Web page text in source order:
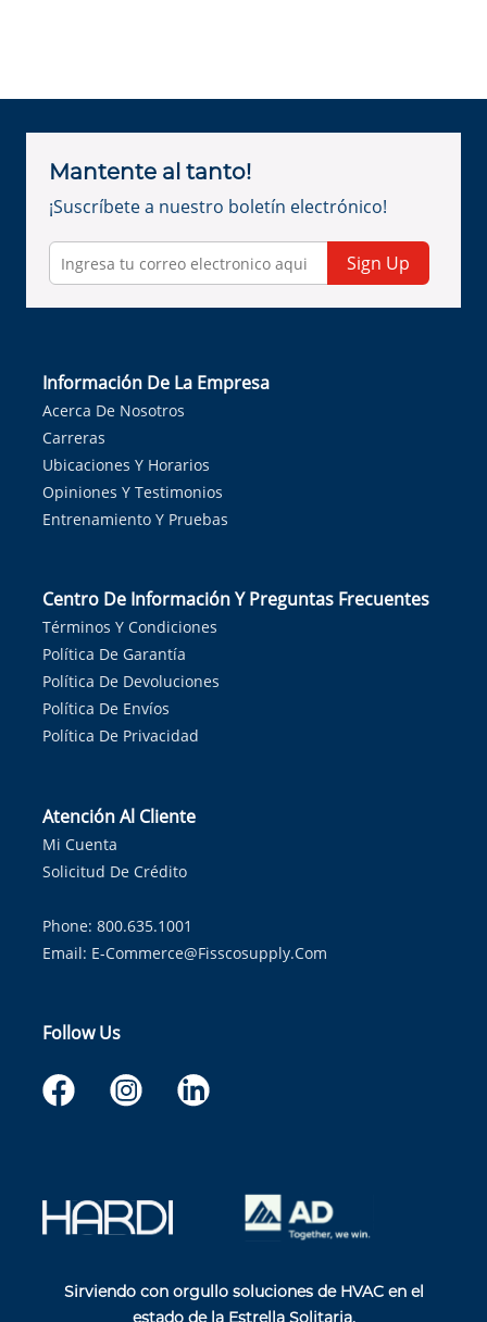
Mantente al tanto!
¡Suscríbete a nuestro boletín electrónico!
Sign Up
Información De La Empresa
Acerca De Nosotros
Carreras
Ubicaciones Y Horarios
Opiniones Y Testimonios
Entrenamiento Y Pruebas
Centro De Información Y Preguntas Frecuentes
Términos Y Condiciones
Política De Garantía
Política De Devoluciones
Política De Envíos
Política De Privacidad
Atención Al Cliente
Mi Cuenta
Solicitud De Crédito
Phone: 800.635.1001
Email: E-Commerce@fisscosupply.com
Follow Us
Sirviendo con orgullo soluciones de HVAC en el
estado de la Estrella Solitaria.